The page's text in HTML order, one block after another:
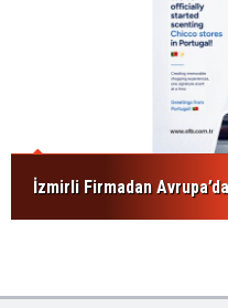
İzmirli Firmadan